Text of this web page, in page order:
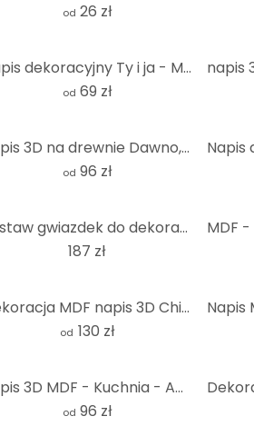
od 26 zł
Napis dekoracyjny Ty i ja - MDF natura
od 69 zł
napis 3D na drewnie Dawno, dawno temu... - MDF natura
od 96 zł
Zestaw gwiazdek do dekoracji drewnianych z płyty MDF (4 sztuki)
187 zł
Dekoracja MDF napis 3D Chillout Lounge - natura
od 130 zł
napis 3D MDF - Kuchnia - Aperol o'clock
od 96 zł